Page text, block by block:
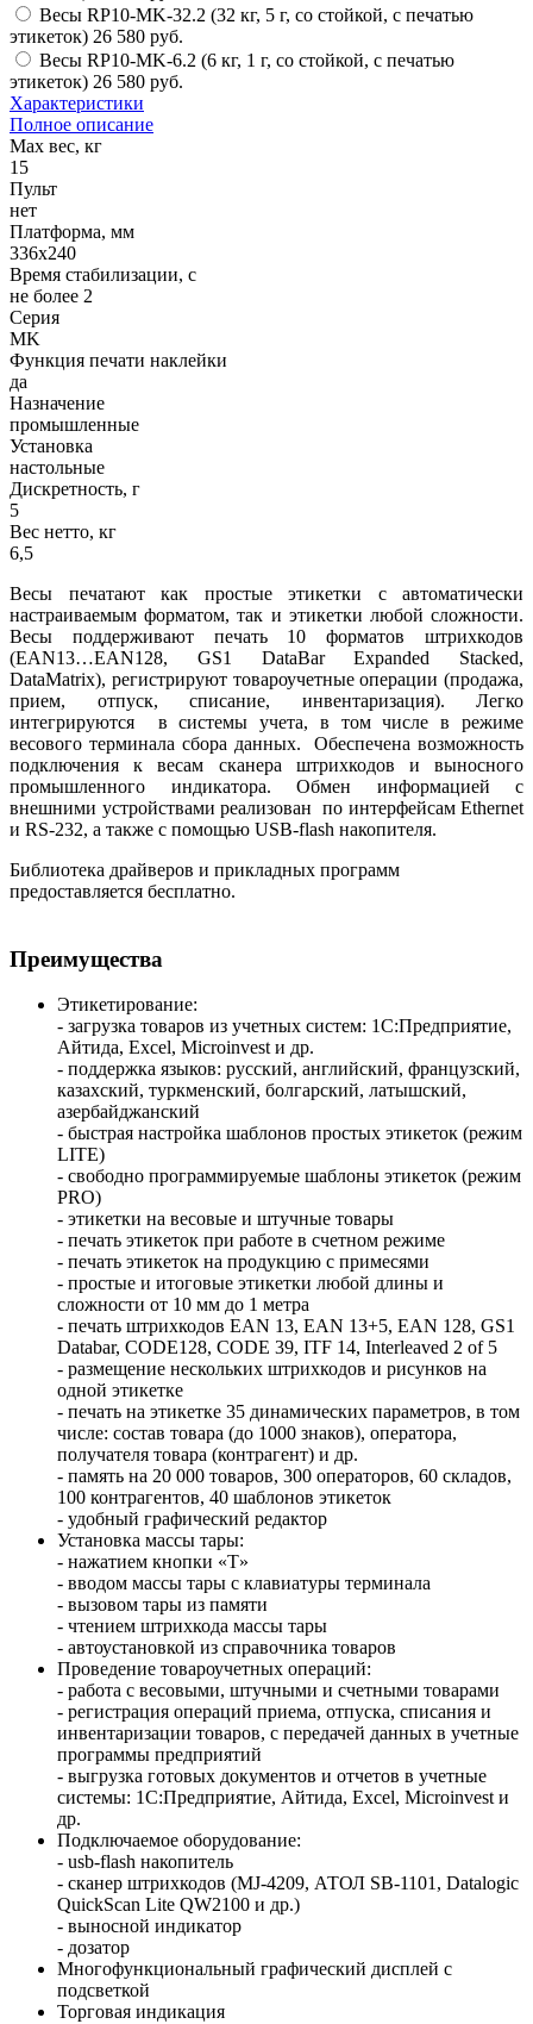
Весы RP10-MK-32.2 (32 кг, 5 г, со стойкой, с печатью
этикеток) 26 580 руб.
Весы RP10-MK-6.2 (6 кг, 1 г, со стойкой, с печатью
этикеток) 26 580 руб.
Характеристики
Полное описание
Мах вес, кг
15
Пульт
нет
Платформа, мм
336х240
Время стабилизации, с
не более 2
Серия
MK
Функция печати наклейки
да
Назначение
промышленные
Установка
настольные
Дискретность, г
5
Вес нетто, кг
6,5
Весы печатают как простые этикетки с автоматически
настраиваемым форматом, так и этикетки любой сложности.
Весы поддерживают печать 10 форматов штрихкодов
(EAN13…EAN128, GS1 DataBar Expanded Stacked,
DataMatrix), регистрируют товароучетные операции (продажа,
прием, отпуск, списание, инвентаризация). Легко
интегрируются в системы учета, в том числе в режиме
весового терминала сбора данных. Обеспечена возможность
подключения к весам сканера штрихкодов и выносного
промышленного индикатора. Обмен информацией с
внешними устройствами реализован по интерфейсам Ethernet
и RS-232, а также с помощью USB-flash накопителя.
Библиотека драйверов и прикладных программ
предоставляется бесплатно.
Преимущества
Этикетирование:
- загрузка товаров из учетных систем: 1С:Предприятие,
Айтида, Excel, Microinvest и др.
- поддержка языков: русский, английский, французский,
казахский, туркменский, болгарский, латышский,
азербайджанский
- быстрая настройка шаблонов простых этикеток (режим
LITE)
- свободно программируемые шаблоны этикеток (режим
PRO)
- этикетки на весовые и штучные товары
- печать этикеток при работе в счетном режиме
- печать этикеток на продукцию с примесями
- простые и итоговые этикетки любой длины и
сложности от 10 мм до 1 метра
- печать штрихкодов EAN 13, EAN 13+5, EAN 128, GS1
Databar, CODE128, CODE 39, ITF 14, Interleaved 2 of 5
- размещение нескольких штрихкодов и рисунков на
одной этикетке
- печать на этикетке 35 динамических параметров, в том
числе: состав товара (до 1000 знаков), оператора,
получателя товара (контрагент) и др.
- память на 20 000 товаров, 300 операторов, 60 складов,
100 контрагентов, 40 шаблонов этикеток
- удобный графический редактор
Установка массы тары:
- нажатием кнопки «T»
- вводом массы тары с клавиатуры терминала
- вызовом тары из памяти
- чтением штрихкода массы тары
- автоустановкой из справочника товаров
Проведение товароучетных операций:
- работа с весовыми, штучными и счетными товарами
- регистрация операций приема, отпуска, списания и
инвентаризации товаров, с передачей данных в учетные
программы предприятий
- выгрузка готовых документов и отчетов в учетные
системы: 1С:Предприятие, Айтида, Excel, Microinvest и
др.
Подключаемое оборудование:
- usb-flash накопитель
- сканер штрихкодов (MJ-4209, АТОЛ SB-1101, Datalogic
QuickScan Lite QW2100 и др.)
- выносной индикатор
- дозатор
Многофункциональный графический дисплей с
подсветкой
Торговая индикация